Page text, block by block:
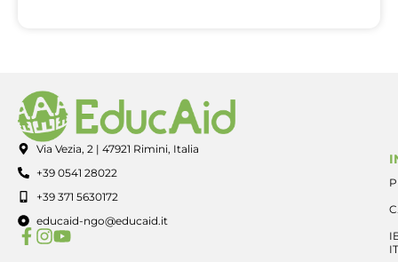
Via Vezia, 2 | 47921 Rimini, Italia
+39 0541 28022
+39 371 5630172
educaid-ngo@educaid.it